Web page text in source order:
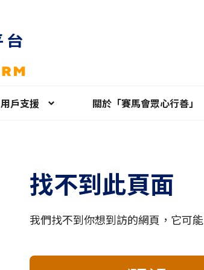
用戶支援 關於「賽馬會眾心行善」
找不到此頁面
我們找不到你想到訪的網頁，它可